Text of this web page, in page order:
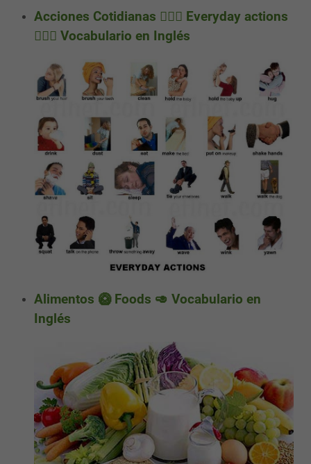
Acciones Cotidianas 🤷🏼‍♀️ Everyday actions
🏃🏼‍♀️ Vocabulario en Inglés
Alimentos 🥝 Foods 🥑 Vocabulario en
Inglés